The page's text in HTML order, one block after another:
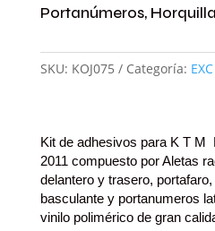
Portanúmeros,
SKU: KOJ075 Categoría:
Kit de adhesivos para K T M
2011 compuesto por Aletas
delantero y trasero,
basculante y portanumeros
vinilo polimérico de gran